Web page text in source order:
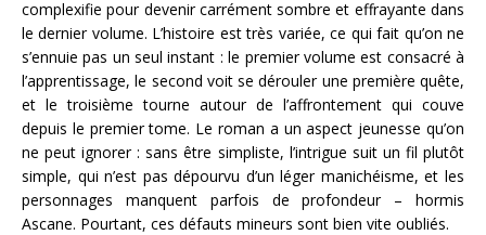
complexifie pour devenir carrément sombre et effrayante dans
le dernier volume. L’histoire est très variée, ce qui fait qu’on ne
s’ennuie pas un seul instant : le premier volume est consacré à
l’apprentissage, le second voit se dérouler une première quête,
et le troisième tourne autour de l’affrontement qui couve
depuis le premier tome. Le roman a un aspect jeunesse qu’on
ne peut ignorer : sans être simpliste, l’intrigue suit un fil plutôt
simple, qui n’est pas dépourvu d’un léger manichéisme, et les
personnages manquent parfois de profondeur – hormis
Ascane. Pourtant, ces défauts mineurs sont bien vite oubliés.